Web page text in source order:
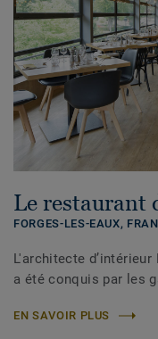
Le restaurant
FORGES-LES-EAUX,
L'architecte d’intérieur
a été conquis par les
EN SAVOIR PLUS